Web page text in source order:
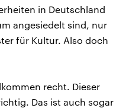
in Deutschland
angesiedelt sind, nur
für Kultur. Also doch
recht. Dieser
Das ist auch sogar